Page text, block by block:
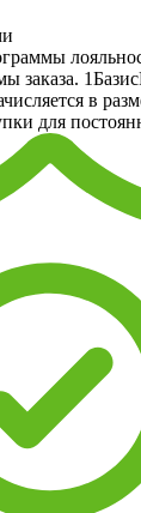
заказа.
в
для